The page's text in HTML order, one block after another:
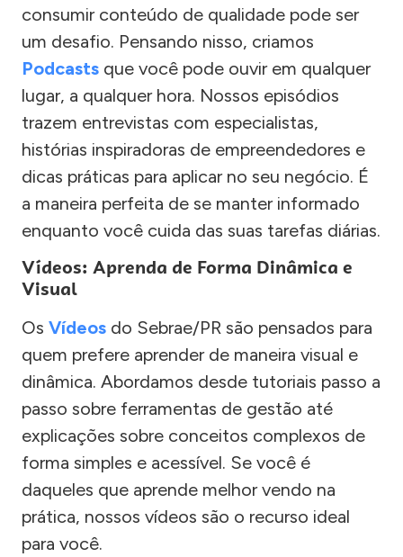
consumir conteúdo de qualidade pode ser
um desafio. Pensando nisso, criamos
Podcasts que você pode ouvir em qualquer
lugar, a qualquer hora. Nossos episódios
trazem entrevistas com especialistas,
histórias inspiradoras de empreendedores e
dicas práticas para aplicar no seu negócio. É
a maneira perfeita de se manter informado
enquanto você cuida das suas tarefas diárias.
Vídeos: Aprenda de Forma Dinâmica e
Visual
Os Vídeos do Sebrae/PR são pensados para
quem prefere aprender de maneira visual e
dinâmica. Abordamos desde tutoriais passo a
passo sobre ferramentas de gestão até
explicações sobre conceitos complexos de
forma simples e acessível. Se você é
daqueles que aprende melhor vendo na
prática, nossos vídeos são o recurso ideal
para você.